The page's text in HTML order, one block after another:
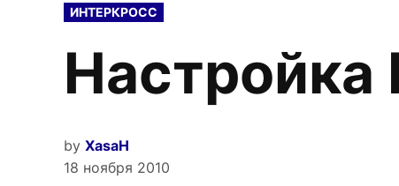
POSTED
IN
ИНТЕРКРОСС
Настройка
by XasaH
18 ноября 2010